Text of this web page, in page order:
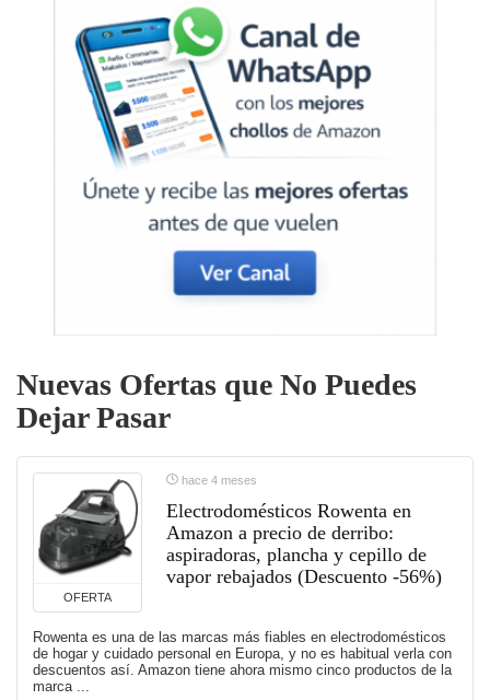
Nuevas Ofertas que No Puedes
Dejar Pasar
OFERTA
hace 4 meses
Electrodomésticos Rowenta en
Amazon a precio de derribo:
aspiradoras, plancha y cepillo de
vapor rebajados (Descuento -56%)
Rowenta es una de las marcas más fiables en electrodomésticos
de hogar y cuidado personal en Europa, y no es habitual verla con
descuentos así. Amazon tiene ahora mismo cinco productos de la
marca ...